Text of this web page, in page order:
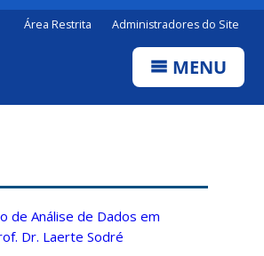
Área Restrita Administradores do Site
MENU
de Análise de Dados em
Dr. Laerte Sodré